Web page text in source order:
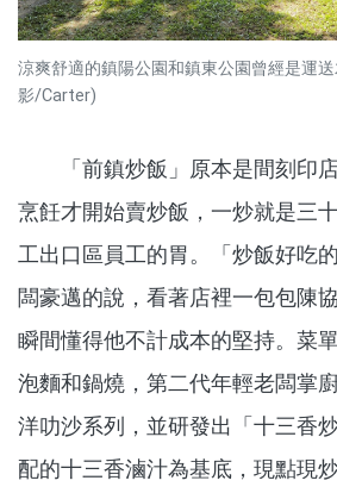
涼爽舒適的鎮陽公園和鎮東公園曾經是運
影/Carter)
「前鎮炒飯」原本是間刻印店
烹飪才開始賣炒飯，一炒就是三
工出口區員工的胃。「炒飯好吃
闆豪邁的說，看著店裡一包包陳
瞬間懂得他不計成本的堅持。菜
泡麵和鍋燒，第二代年輕老闆掌
洋叻沙系列，並研發出「十三香
配的十三香滷汁為基底，現點現